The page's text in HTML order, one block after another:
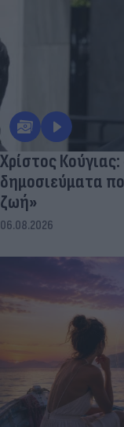
Χρίστος
δημοσιεύματα
ζωή»